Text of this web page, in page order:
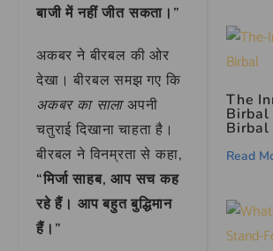
बाजी में नहीं जीत सकता।”
अकबर ने बीरबल की ओर
देखा। बीरबल समझ गए कि
अकबर का सालाअपनी
चतुराई दिखाना चाहता है।
बीरबल ने विनम्रता से कहा,
“मिर्जा साहब, आप सच कह
रहे हैं। आप बहुत बुद्धिमान
हैं।”
The
Birbal
Birbal
Read